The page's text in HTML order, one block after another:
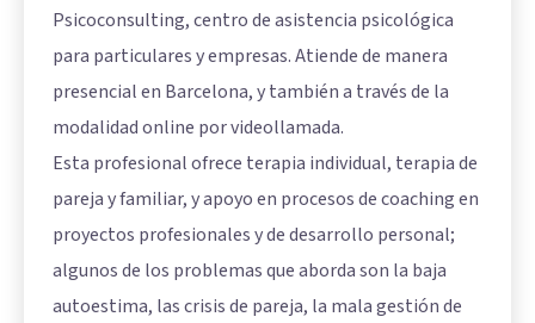
Psicoconsulting, centro de asistencia psicológica
para particulares y empresas. Atiende de manera
presencial en Barcelona, y también a través de la
modalidad online por videollamada.
Esta profesional ofrece terapia individual, terapia de
pareja y familiar, y apoyo en procesos de coaching en
proyectos profesionales y de desarrollo personal;
algunos de los problemas que aborda son la baja
autoestima, las crisis de pareja, la mala gestión de